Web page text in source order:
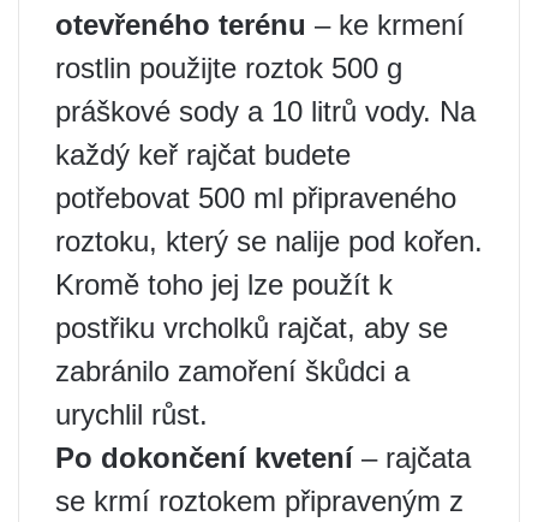
otevřeného terénu – ke krmení
rostlin použijte roztok 500 g
práškové sody a 10 litrů vody. Na
každý keř rajčat budete
potřebovat 500 ml připraveného
roztoku, který se nalije pod kořen.
Kromě toho jej lze použít k
postřiku vrcholků rajčat, aby se
zabránilo zamoření škůdci a
urychlil růst.
Po dokončení kvetení– rajčata
se krmí roztokem připraveným z